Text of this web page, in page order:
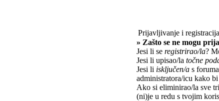
Prijavljivanje i registracija
» Zašto se ne mogu
Jesi li se registrirao/la?
Jesi li upisao/la točne
Jesi li isključen/a s
administratora/icu kako
Ako si eliminirao/la sve
(ni)je u redu s tvojim